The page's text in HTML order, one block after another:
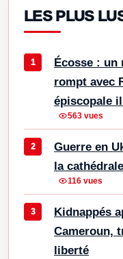
LES PLUS
Écosse : un
rompt avec
épiscopale
563 vues
Guerre en
la
116 vues
Kidnappés
Cameroun,
liberté